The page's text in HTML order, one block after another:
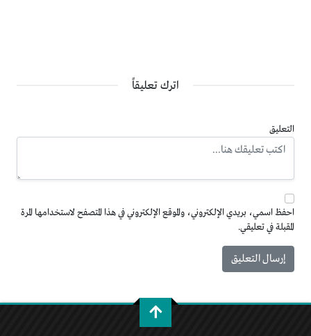
اترك تعليقاً
التعليق
احفظ اسمي، بريدي الإلكتروني، والموقع الإلكتروني في هذا المتصفح لاستخدامها المرة
المقبلة في تعليقي.